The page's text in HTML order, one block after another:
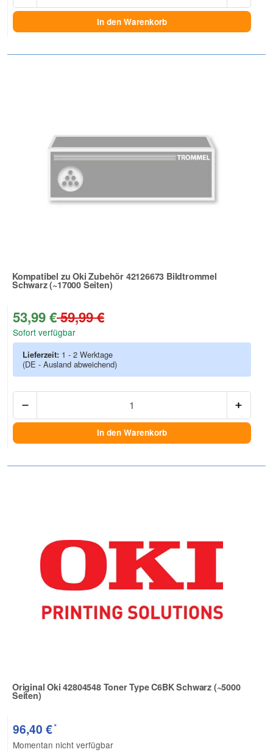
In den Warenkorb
Kompatibel zu Oki Zubehör 42126673 Bildtrommel
Schwarz (~17000 Seiten)
Zur Artikelbewertung
53,99 €59,99 €
Sofort verfügbar
Lieferzeit: 1 - 2 Werktage
(DE - Ausland abweichend)
In den Warenkorb
Original Oki 42804548 Toner Type C6BK Schwarz (~5000
Seiten)
Zur Artikelbewertung
96,40 €*
Momentan nicht verfügbar